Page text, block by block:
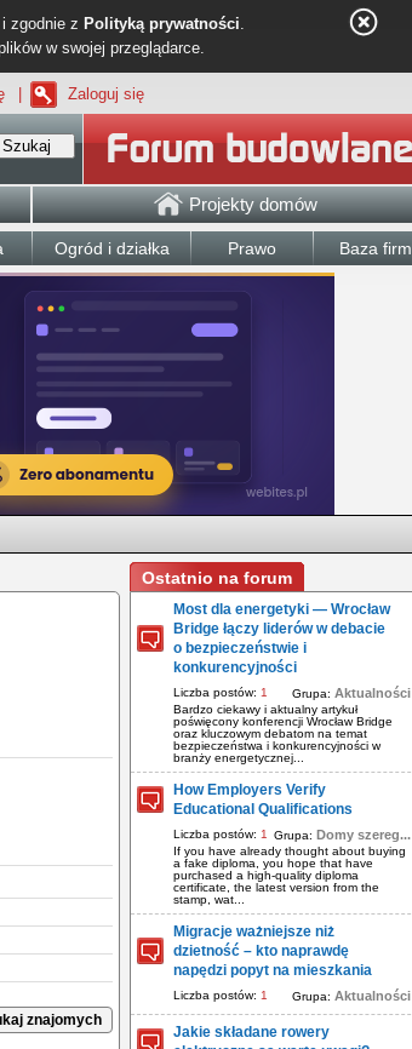
zgodnie z Polityką prywatności.
w swojej przeglądarce.
Zaloguj się
Szukaj
Projekty domów
Ogród i działka Prawo Baza firm
Ostatnio na forum
Most dla energetyki — Wrocław
Bridge łączy liderów w debacie
o bezpieczeństwie i
konkurencyjności
Liczba postów: 1 Grupa: Aktualności
Bardzo ciekawy i aktualny artykuł
poświęcony konferencji Wrocław Bridge
oraz kluczowym debatom na temat
bezpieczeństwa i konkurencyjności w
branży energetycznej...
How Employers Verify
Educational Qualifications
Liczba postów: 1 Grupa: Domy szereg...
If you have already thought about buying
a fake diploma, you hope that have
purchased a high-quality diploma
certificate, the latest version from the
stamp, wat...
Migracje ważniejsze niż
dzietność – kto naprawdę
napędzi popyt na mieszkania
Liczba postów: 1 Grupa: Aktualności
Jakie składane rowery